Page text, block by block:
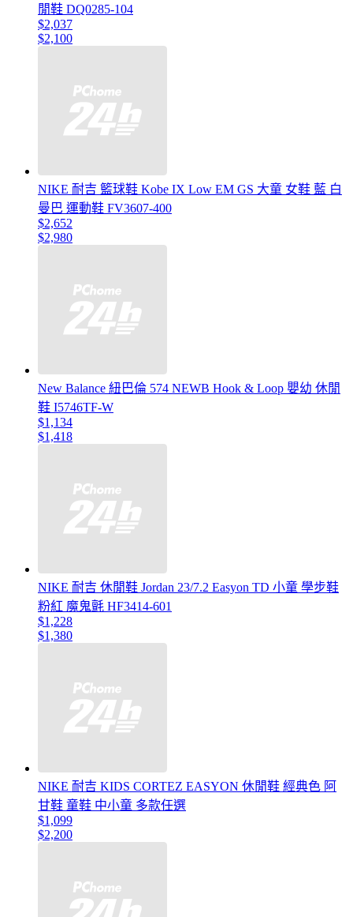
閒鞋 DQ0285-104
$2,037
$2,100
NIKE 耐吉 籃球鞋 Kobe IX Low EM GS 大童 女鞋 藍 白
曼巴 運動鞋 FV3607-400
$2,652
$2,980
New Balance 紐巴倫 574 NEWB Hook & Loop 嬰幼 休閒
鞋 I5746TF-W
$1,134
$1,418
NIKE 耐吉 休閒鞋 Jordan 23/7.2 Easyon TD 小童 學步鞋
粉紅 魔鬼氈 HF3414-601
$1,228
$1,380
NIKE 耐吉 KIDS CORTEZ EASYON 休閒鞋 經典色 阿
甘鞋 童鞋 中小童 多款任選
$1,099
$2,200